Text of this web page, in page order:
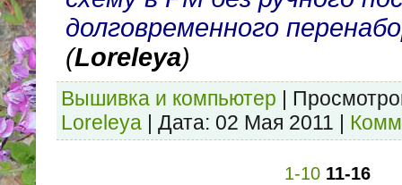
долговременного
(Loreleya)
Вышивка и компьютер |
Loreleya | Дата: 02 Мая 2011 |
1-10 11-16